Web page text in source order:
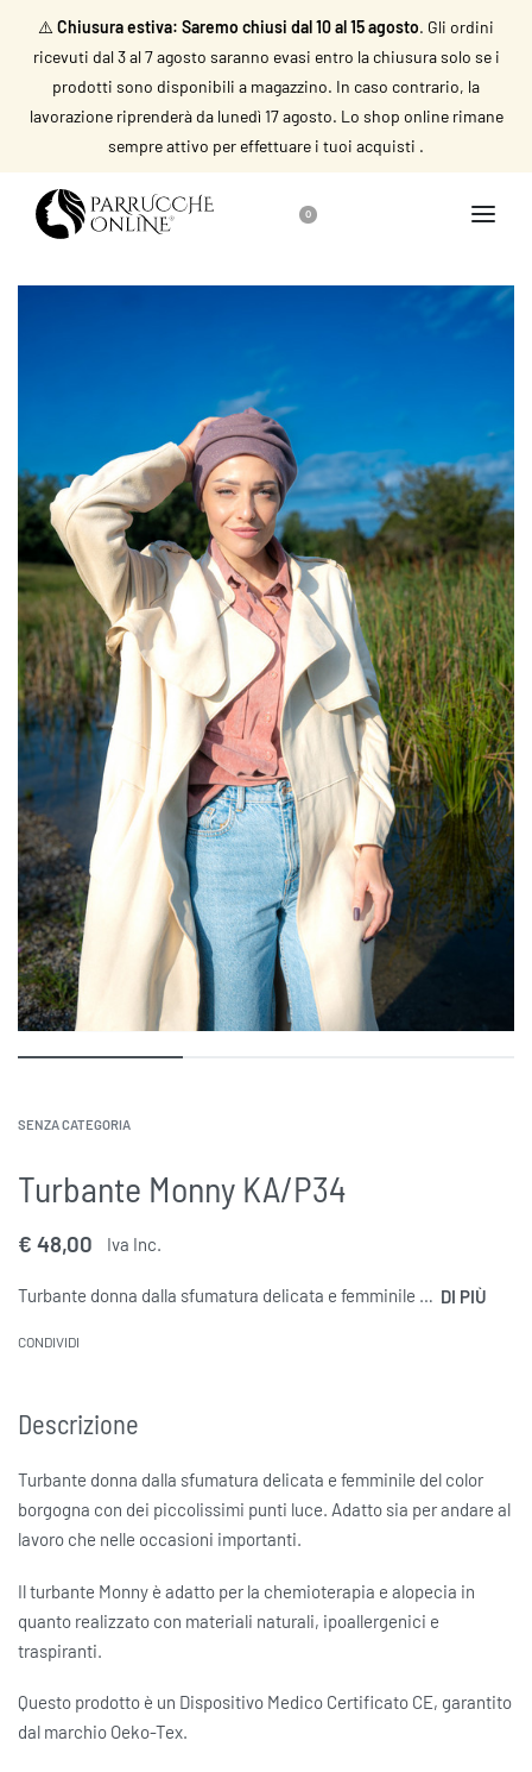
⚠️ Chiusura estiva: Saremo chiusi dal 10 al 15 agosto. Gli ordini
ricevuti dal 3 al 7 agosto saranno evasi entro la chiusura solo se i
prodotti sono disponibili a magazzino. In caso contrario, la
lavorazione riprenderà da lunedì 17 agosto. Lo shop online rimane
sempre attivo per effettuare i tuoi acquisti .
0
SENZA CATEGORIA
Turbante Monny KA/P34
€ 48,00 Iva Inc.
Turbante donna dalla sfumatura delicata e femminile del color borgogna con dei piccolissimi punti luce. Utile sia per andare al lavoro che nelle occasioni importanti. Il turbante Monny è adatto per la chemioterapia e alopecia in quanto realizzato con materiali naturali, ipoallergenici e traspiranti.
CONDIVIDI
Descrizione
Turbante donna dalla sfumatura delicata e femminile del color
borgogna con dei piccolissimi punti luce. Adatto sia per andare al
lavoro che nelle occasioni importanti.
Il turbante Monny è adatto per la chemioterapia e alopecia in
quanto realizzato con materiali naturali, ipoallergenici e
traspiranti.
Questo prodotto è un Dispositivo Medico Certificato CE, garantito
dal marchio Oeko-Tex.